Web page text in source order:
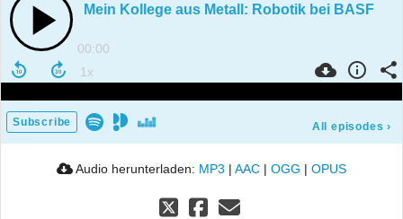
Mein Kollege aus Metall: Robotik bei BASF
00:00
Subscribe All episodes ›
Audio herunterladen: MP3 | AAC | OGG | OPUS